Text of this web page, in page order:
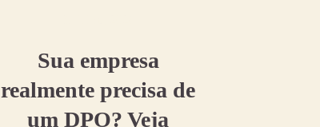
Sua empresa
realmente precisa de
um DPO? Veja